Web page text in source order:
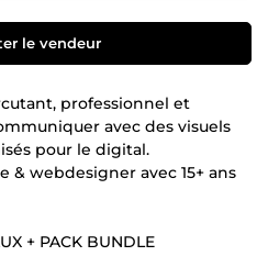
le vendeur
professionnel et
avec des visuels
pour le digital.
& webdesigner avec 15+ ans
+ PACK BUNDLE